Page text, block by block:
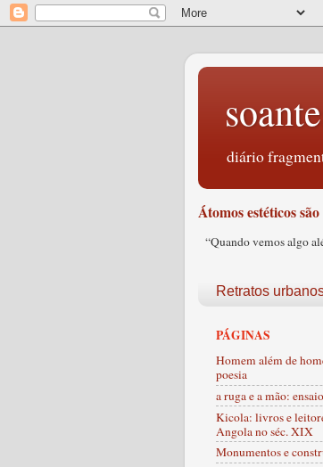
diário
Átomos estéticos
“Quando vemos algo
Retratos
PÁGINAS
Homem além de
poesia
a ruga e a mão:
Kicola: livros e
Angola no séc. XIX
Monumentos e